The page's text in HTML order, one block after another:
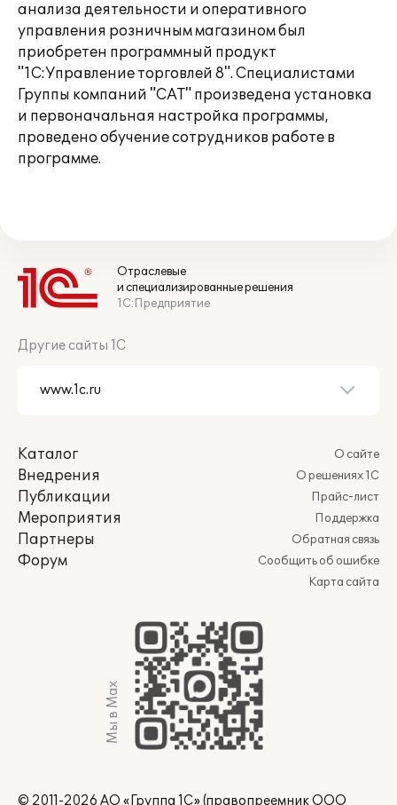
анализа деятельности и оперативного
управления розничным магазином был
приобретен программный продукт
"1С:Управление торговлей 8". Специалистами
Группы компаний "САТ" произведена установка
и первоначальная настройка программы,
проведено обучение сотрудников работе в
программе.
Отраслевые
и специализированные решения
1С:Предприятие
Другие сайты 1С
Каталог
Внедрения
Публикации
Мероприятия
Партнеры
Форум
О сайте
О решениях 1С
Прайс-лист
Поддержка
Обратная связь
Сообщить об ошибке
Карта сайта
Мы в Max
© 2011-2026 АО «Группа 1С» (правопреемник ООО